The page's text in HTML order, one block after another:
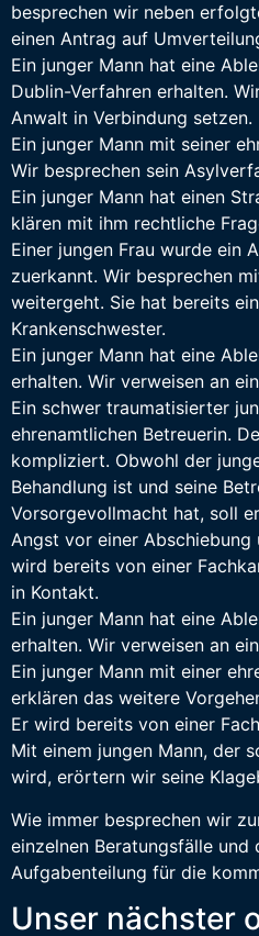
besprechen wir neben
einen Antrag auf
Ein junger Mann hat eine
Dublin-Verfahren erhalten.
Anwalt in Verbindung setzen.
Ein junger Mann mit seiner
Wir besprechen sein
Ein junger Mann hat einen
klären mit ihm rechtliche
Einer jungen Frau wurde ein
zuerkannt. Wir besprechen
weitergeht. Sie hat bereits
Krankenschwester.
Ein junger Mann hat eine
erhalten. Wir verweisen an
Ein schwer traumatisierter
ehrenamtlichen Betreuerin.
kompliziert. Obwohl der
Behandlung ist und seine
Vorsorgevollmacht hat, soll
Angst vor einer Abschiebung
wird bereits von einer
in Kontakt.
Ein junger Mann hat eine
erhalten. Wir verweisen an
Ein junger Mann mit einer
erklären das weitere
Er wird bereits von einer
Mit einem jungen Mann, der
wird, erörtern wir seine
Wie immer besprechen wir
einzelnen Beratungsfälle und
Aufgabenteilung für die
Unser nächster